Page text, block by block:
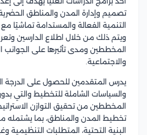
تصميم وإدارة المدن والمناطق
التنمية الفعالة والمستدامة تماشيًا مع
ويتم ذلك من خلال اطلاع الدارسين
المخططين ومدى تأثيرها على الجوانب
والاجتماعية.
يدرس المتقدمين للحصول على الدرجة
والسياسات الشاملة للتخطيط والتي
المخططين من تحقيق التوازن
تخطيط المدن والمناطق، بما يشتمله من
البنية التحتية، المتطلبات التنظيمية